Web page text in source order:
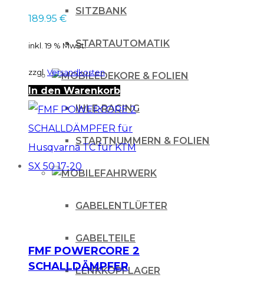
SITZBANK
STARTAUTOMATIK
DEKORE & FOLIEN
IHLE-RACING
STARTNUMMERN & FOLIEN
FAHRWERK
GABELENTLÜFTER
GABELTEILE
LENKKOPFLAGER
250/300 17-19
(Enduroversion)
189.95 €
inkl. 19 % MwSt.
zzgl. Versandkosten
In den Warenkorb
FMF POWERCORE 2
SCHALLDÄMPFER